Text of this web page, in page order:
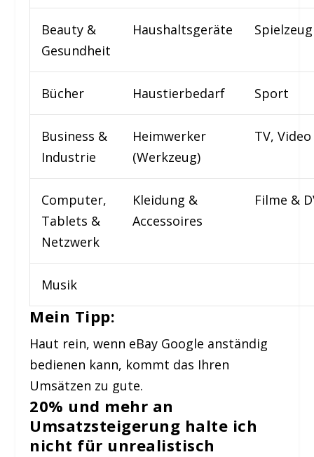
Beauty &
Gesundheit
Haushaltsgeräte
Bücher Haustierbedarf Sport
Business &
Industrie
Heimwerker
(Werkzeug)
TV,
Computer,
Tablets &
Netzwerk
Kleidung &
Accessoires
Filme &
Musik
Mein Tipp:
Haut rein, wenn eBay Google anständig
bedienen kann, kommt das Ihren
Umsätzen zu gute.
20% und mehr an
Umsatzsteigerung halte ich
nicht für unrealistisch